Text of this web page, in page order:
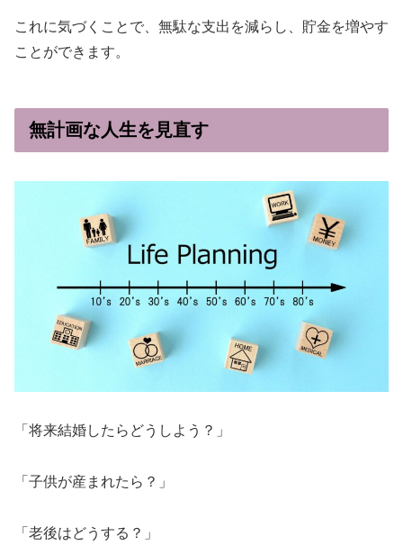
これに気づくことで、無駄な支出を減らし、貯金を増やす
ことができます。
無計画な人生を見直す
「将来結婚したらどうしよう？」
「子供が産まれたら？」
「老後はどうする？」